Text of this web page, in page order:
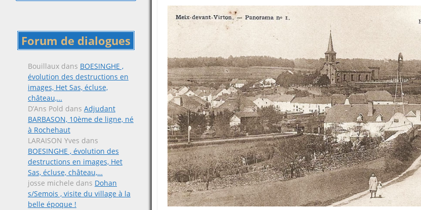
Forum de dialogues
Bouillaux dans BOESINGHE ,
évolution des destructions en
images, Het Sas, écluse,
château,…
D’Ans Pold dans Adjudant
BARBASON, 10ème de ligne, né
à Rochehaut
LARAISON Yves dans
BOESINGHE , évolution des
destructions en images, Het
Sas, écluse, château,…
josse michele dans Dohan
s/Semois , visite du village à la
belle époque !